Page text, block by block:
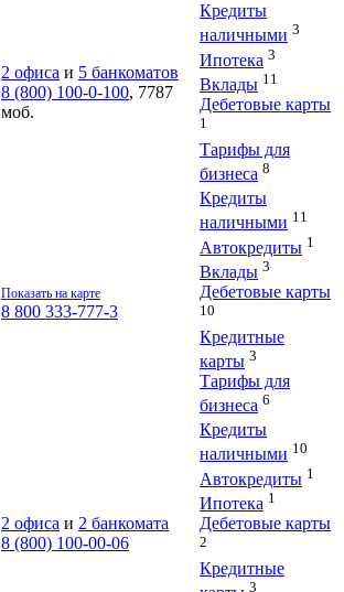
2 офиса и 5 банкоматов
8 (800) 100-0-100, 7787
моб.
Кредиты
наличными 3
Ипотека 3
Вклады 11
Дебетовые карты
1
Тарифы для
бизнеса 8
Показать на карте
8 800 333-777-3
Кредиты
наличными 11
Автокредиты 1
Вклады 3
Дебетовые карты
10
Кредитные
карты 3
Тарифы для
бизнеса 6
2 офиса и 2 банкомата
8 (800) 100-00-06
Кредиты
наличными 10
Автокредиты 1
Ипотека 1
Дебетовые карты
2
Кредитные
3